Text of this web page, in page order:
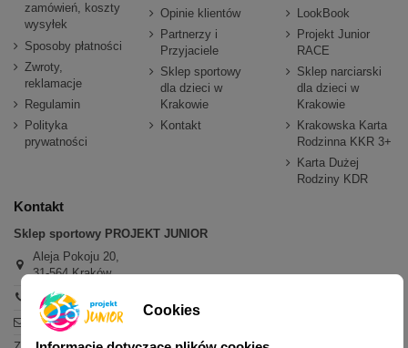
zamówień, koszty
wysyłek
Sposoby płatności
Zwroty,
reklamacje
Regulamin
Polityka
prywatności
Opinie klientów
Partnerzy i
Przyjaciele
Sklep sportowy
dla dzieci w
Krakowie
Kontakt
LookBook
Projekt Junior
RACE
Sklep narciarski
dla dzieci w
Krakowie
Krakowska Karta
Rodzinna KKR 3+
Karta Dużej
Rodziny KDR
Kontakt
Sklep sportowy PROJEKT JUNIOR
Aleja Pokoju 20,
31-564 Kraków
+48 600 779 897
sklep@projektjunior.pl
Cookies